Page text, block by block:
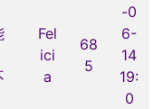
Fel
ici
a
68
5
-0
6-
14
19:
0